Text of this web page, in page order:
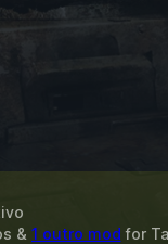
& 1 outro mod for